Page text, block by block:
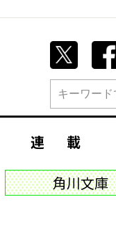
連 載
角川文庫